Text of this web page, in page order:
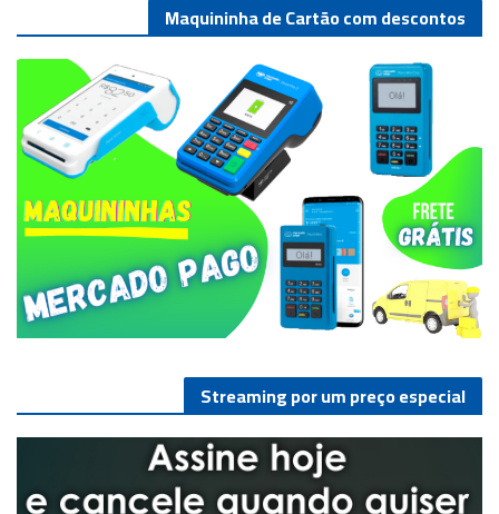
Maquininha de Cartão com descontos
Streaming por um preço especial